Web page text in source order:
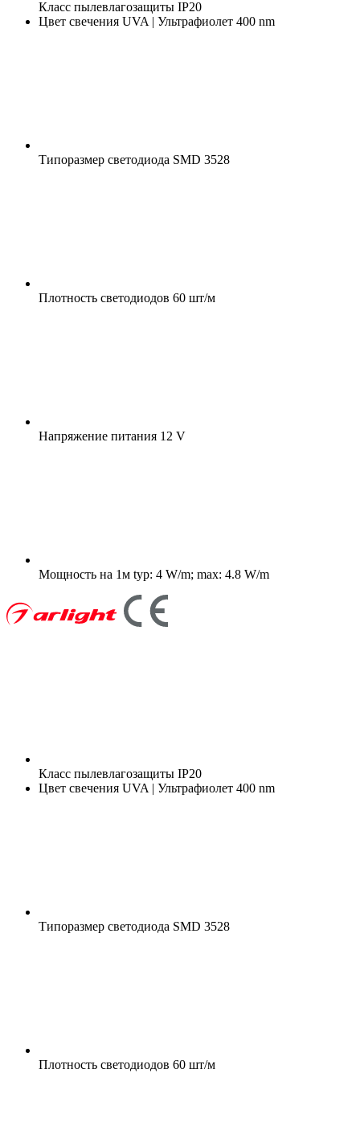
Класс пылевлагозащиты IP20
Цвет свечения UVA | Ультрафиолет 400 nm
Типоразмер светодиода SMD 3528
Плотность светодиодов 60 шт/м
Напряжение питания 12 V
Мощность на 1м typ: 4 W/m; max: 4.8 W/m
Класс пылевлагозащиты IP20
Цвет свечения UVA | Ультрафиолет 400 nm
Типоразмер светодиода SMD 3528
Плотность светодиодов 60 шт/м